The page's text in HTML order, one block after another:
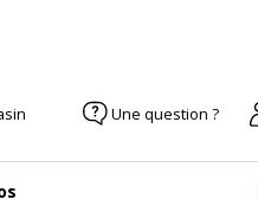
Une question ?